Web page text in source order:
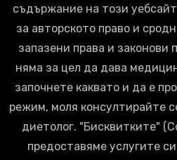
съдържание на този
за авторското право и
запазени права и
няма за цел да дава
започнете каквато и да е
режим, моля консултирайте
диетолог. "Бисквитките"
предоставяме услугите